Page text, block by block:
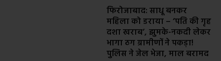
फिरोजाबाद: साधू बनकर
महिला को डराया – ‘पति की गृह
दशा खराब’, झुमके-नकदी लेकर
भागा ठग ग्रामीणों ने पकड़ा!
पुलिस ने जेल भेजा, माल बरामद